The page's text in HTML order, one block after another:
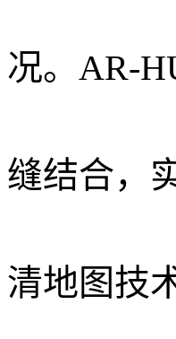
况。AR-
缝结合，
清地图技